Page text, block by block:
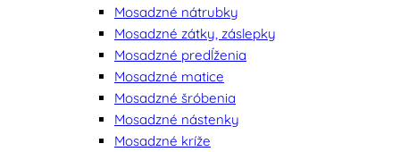
Mosadzné nátrubky
Mosadzné zátky, záslepky
Mosadzné predĺženia
Mosadzné matice
Mosadzné šróbenia
Mosadzné nástenky
Mosadzné kríže